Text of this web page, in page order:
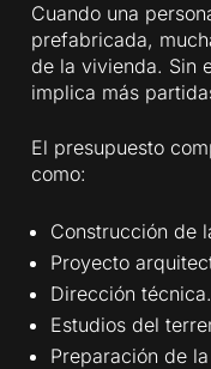
Cuando una
prefabricada,
de la vivienda. Sin
implica más
El presupuesto
como:
Construcción de
Proyecto
Dirección técnica.
Estudios del
Preparación de